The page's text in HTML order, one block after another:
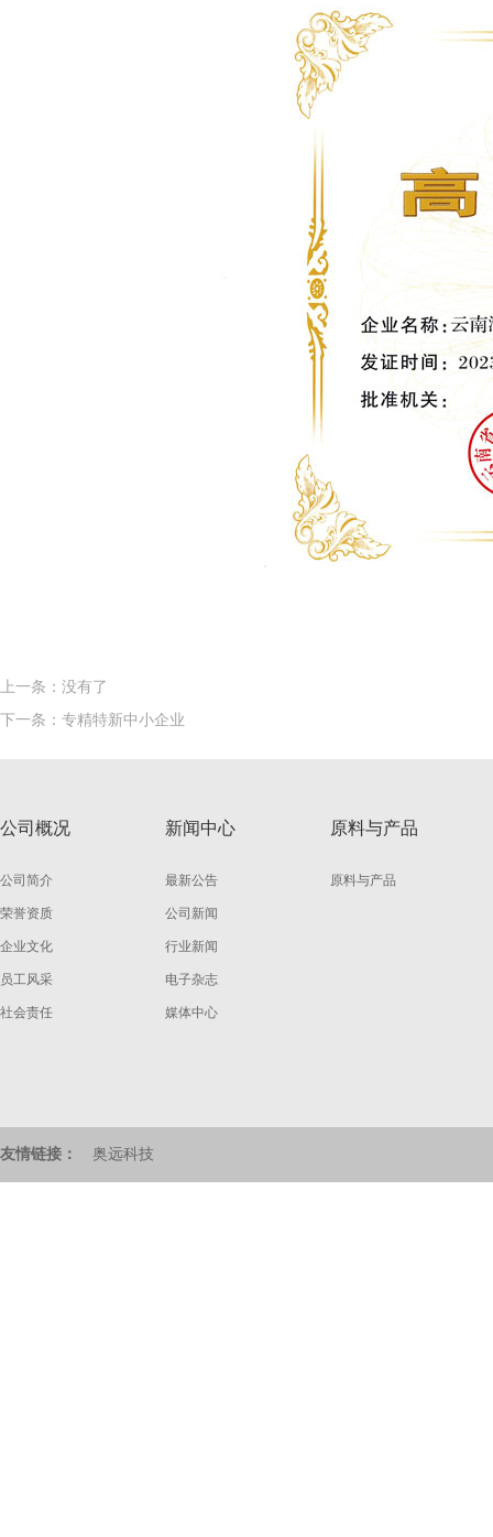
上一条： 没有了
下一条： 专精特新中小企业
公司概况
公司简介
荣誉资质
企业文化
员工风采
社会责任
新闻中心
最新公告
公司新闻
行业新闻
电子杂志
媒体中心
原料与产品
原料与产品
友情链接： 奥远科技